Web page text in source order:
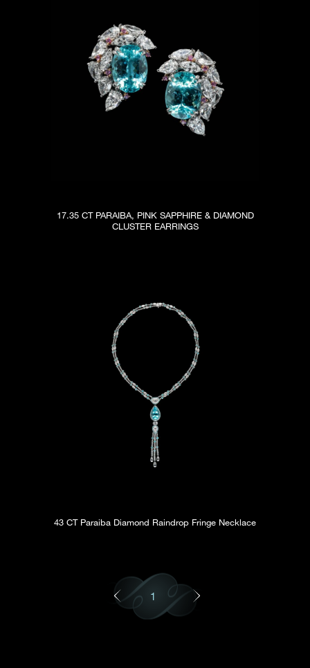
17.35 CT PARAIBA, PINK SAPPHIRE & DIAMOND
CLUSTER EARRINGS
43 CT Paraiba Diamond Raindrop Fringe Necklace
1